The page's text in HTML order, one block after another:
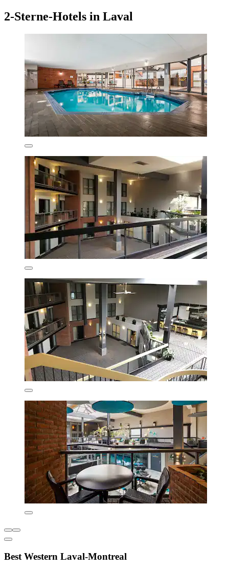
2-Sterne-Hotels in Laval
Best Western Laval-Montreal